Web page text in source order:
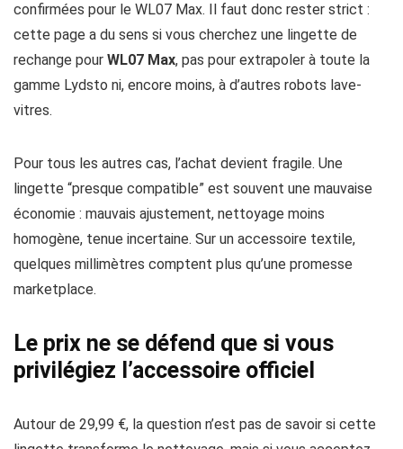
confirmées pour le WL07 Max. Il faut donc rester strict :
cette page a du sens si vous cherchez une lingette de
rechange pour WL07 Max, pas pour extrapoler à toute la
gamme Lydsto ni, encore moins, à d’autres robots lave-
vitres.
Pour tous les autres cas, l’achat devient fragile. Une
lingette “presque compatible” est souvent une mauvaise
économie : mauvais ajustement, nettoyage moins
homogène, tenue incertaine. Sur un accessoire textile,
quelques millimètres comptent plus qu’une promesse
marketplace.
Le prix ne se défend que si vous
privilégiez l’accessoire officiel
Autour de 29,99 €, la question n’est pas de savoir si cette